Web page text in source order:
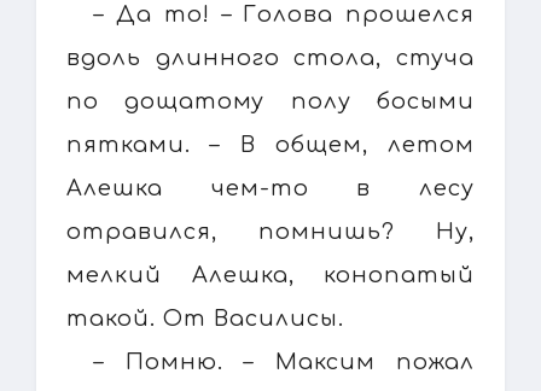
– Да то! – Голова прошелся
вдоль длинного стола, стуча
по дощатому полу босыми
пятками. – В общем, летом
Алешка чем-то в лесу
отравился, помнишь? Ну,
мелкий Алешка, конопатый
такой. От Василисы.
– Помню. – Максим пожал